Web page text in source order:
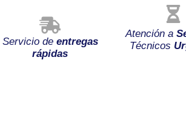
Servicio de entregas
rápidas
Atención a
Técnicos